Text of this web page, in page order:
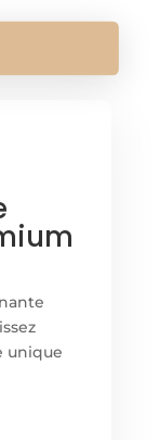
unique